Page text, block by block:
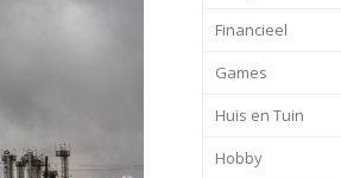
Financieel
Games
Huis en Tuin
Hobby